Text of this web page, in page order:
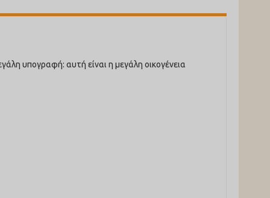
υπογραφή: αυτή είναι η μεγάλη οικογένεια